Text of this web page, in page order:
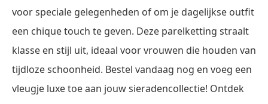
voor speciale gelegenheden of om je dagelijkse outfit
een chique touch te geven. Deze parelketting straalt
klasse en stijl uit, ideaal voor vrouwen die houden van
tijdloze schoonheid. Bestel vandaag nog en voeg een
vleugje luxe toe aan jouw sieradencollectie! Ontdek